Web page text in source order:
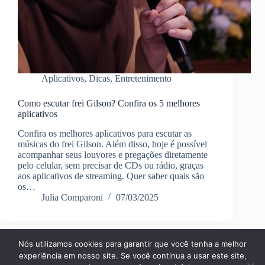
Aplicativos, Dicas, Entretenimento
Como escutar frei Gilson? Confira os 5 melhores
aplicativos
Confira os melhores aplicativos para escutar as
músicas do frei Gilson. Além disso, hoje é possível
acompanhar seus louvores e pregações diretamente
pelo celular, sem precisar de CDs ou rádio, graças
aos aplicativos de streaming. Quer saber quais são
os…
Julia Comparoni
07/03/2025
Página Inícial Dicas
Aplicativos
Nós utilizamos cookies para garantir que você tenha a melhor
experiência em nosso site. Se você continua a usar este site,